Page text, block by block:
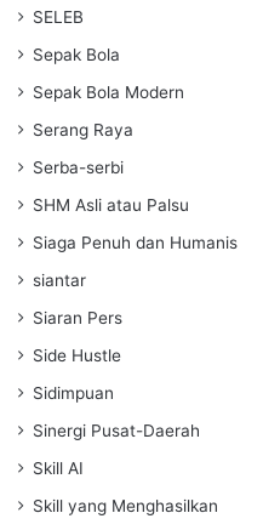
SELEB
Sepak Bola
Sepak Bola Modern
Serang Raya
Serba-serbi
SHM Asli atau Palsu
Siaga Penuh dan Humanis
siantar
Siaran Pers
Side Hustle
Sidimpuan
Sinergi Pusat-Daerah
Skill AI
Skill yang Menghasilkan